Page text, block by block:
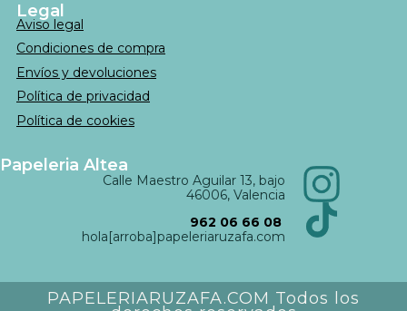
Legal
Aviso legal
Condiciones de compra
Envíos y devoluciones
Política de privacidad
Política de cookies
Papeleria Altea
Calle Maestro Aguilar 13, bajo
46006, Valencia
962 06 66 08
hola[arroba]papeleriaruzafa.com
PAPELERIARUZAFA.COM Todos los